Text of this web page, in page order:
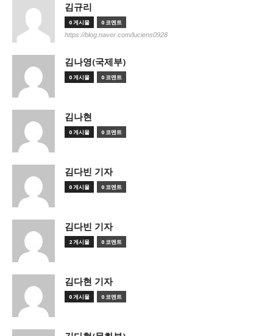
김규리
0 게시물 0 코멘트
https://blog.naver.com/luciens0928
김나영(국제부)
0 게시물 0 코멘트
김나현
0 게시물 0 코멘트
김다빈 기자
0 게시물 0 코멘트
김다빈 기자
2 게시물 0 코멘트
김다현 기자
0 게시물 0 코멘트